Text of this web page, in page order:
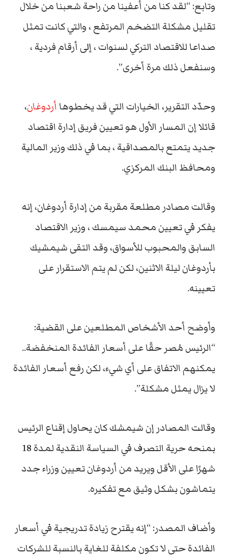
وتابع: “لقد كنا من أعفينا من راحة شعبنا من خلال
تقليل مشكلة التضخم المرتفع ، والتي كانت تمثل
صداعا للاقتصاد التركي لسنوات ، إلى أرقام فردية ،
وسنفعل ذلك مرة أخرى”.
وحدّد التقرير، الخيارات التي قد يخطوها أردوغان،
قائلا إن المسار الأول هو تعيين فريق إدارة اقتصاد
جديد يتمتع بالمصداقية ، بما في ذلك وزير المالية
ومحافظ البنك المركزي.
وقالت مصادر مطلعة مقربة من إدارة أردوغان، إنه
يفكر في تعيين محمد سيمسك ، وزير الاقتصاد
السابق والمحبوب للأسواق، وقد التقى شيمشيك
بأردوغان ليلة الاثنين، لكن لم يتم الاستقرار على
تعيينه.
وأوضح أحد الأشخاص المطلعين على القضية:
“الرئيس مُصر حقًا على أسعار الفائدة المنخفضة..
يمكنهم الاتفاق على أي شيء، لكن رفع أسعار الفائدة
لا يزال يمثل مشكلة”.
وقالت المصادر إن شيمشك كان يحاول إقناع الرئيس
بمنحه حرية التصرف في السياسة النقدية لمدة 18
شهرًا على الأقل ويريد من أردوغان تعيين وزراء جدد
يتماشون بشكل وثيق مع تفكيره.
وأضاف المصدر: “إنه يقترح زيادة تدريجية في أسعار
الفائدة حتى لا تكون مكلفة للغاية بالنسبة للشركات